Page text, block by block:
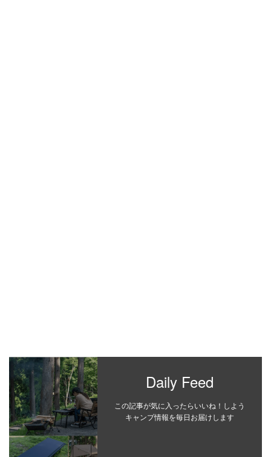
Daily Feed
この記事が気に入ったらいいね！しよう
キャンプ情報を毎日お届けします